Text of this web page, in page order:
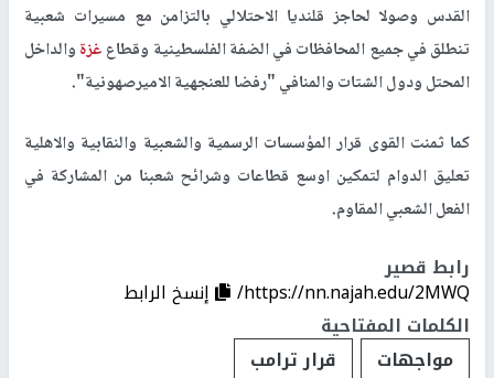
القدس وصولا لحاجز قلنديا الاحتلالي بالتزامن مع مسيرات شعبية
تنطلق في جميع المحافظات في الضفة الفلسطينية وقطاعغزةوالداخل
المحتل ودول الشتات والمنافي "رفضا للعنجهية الاميرصهونية".
كما ثمنت القوى قرار المؤسسات الرسمية والشعبية والنقابية والاهلية
تعليق الدوام لتمكين اوسع قطاعات وشرائح شعبنا من المشاركة في
الفعل الشعبي المقاوم.
رابط قصير
https://nn.najah.edu/2MWQ/
إنسخ الرابط
الكلمات المفتاحية
مواجهات
قرار ترامب